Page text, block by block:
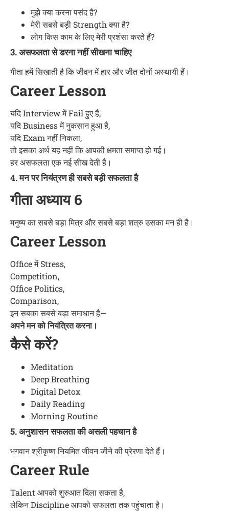
मुझे क्या करना पसंद है?
मेरी सबसे बड़ी Strength क्या है?
लोग किस काम के लिए मेरी प्रशंसा करते हैं?
3. असफलता से डरना नहीं सीखना चाहिए
गीता हमें सिखाती है कि जीवन में हार और जीत दोनों अस्थायी हैं।
Career Lesson
यदि Interview में Fail हुए हैं,
यदि Business में नुकसान हुआ है,
यदि Exam नहीं निकला,
तो इसका अर्थ यह नहीं कि आपकी क्षमता समाप्त हो गई।
हर असफलता एक नई सीख देती है।
4. मन पर नियंत्रण ही सबसे बड़ी सफलता है
गीता अध्याय 6
मनुष्य का सबसे बड़ा मित्र और सबसे बड़ा शत्रु उसका मन ही है।
Career Lesson
Office में Stress,
Competition,
Office Politics,
Comparison,
इन सबका सबसे बड़ा समाधान है—
अपने मन को नियंत्रित करना।
कैसे करें?
Meditation
Deep Breathing
Digital Detox
Daily Reading
Morning Routine
5. अनुशासन सफलता की असली पहचान है
भगवान श्रीकृष्ण नियमित जीवन जीने की प्रेरणा देते हैं।
Career Rule
Talent आपको शुरुआत दिला सकता है,
लेकिन Discipline आपको सफलता तक पहुंचाता है।